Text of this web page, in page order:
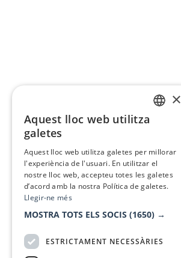
×
Aquest lloc web utilitza
galetes
Aquest lloc web utilitza galetes per millorar
l'experiència de l'usuari. En utilitzar el
nostre lloc web, accepteu totes les galetes
d’acord amb la nostra Política de galetes.
Llegir-ne més
MOSTRA TOTS ELS SOCIS (1650) →
ESTRICTAMENT NECESSÀRIES